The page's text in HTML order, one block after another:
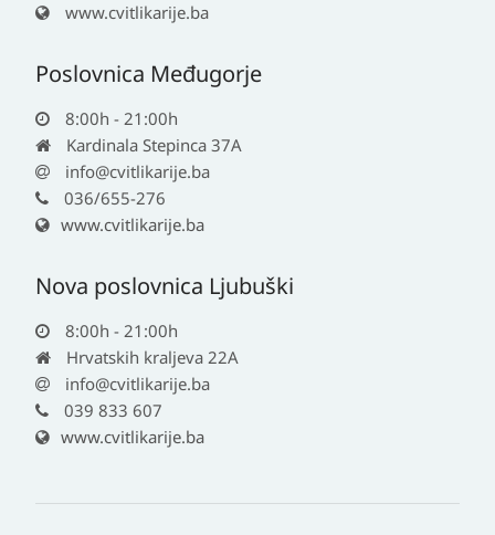
www.cvitlikarije.ba
Poslovnica Međugorje
8:00h - 21:00h
Kardinala Stepinca 37A
info@cvitlikarije.ba
036/655-276
www.cvitlikarije.ba
Nova poslovnica Ljubuški
8:00h - 21:00h
Hrvatskih kraljeva 22A
info@cvitlikarije.ba
039 833 607
www.cvitlikarije.ba